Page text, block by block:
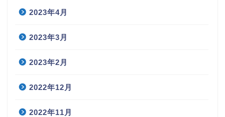
2023年4月
2023年3月
2023年2月
2022年12月
2022年11月